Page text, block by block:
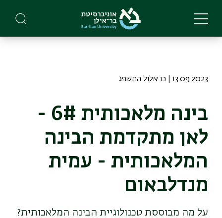
main
13.09.2023 | כו אלול התשפג
בינה מלאכותית 6# -
לאן מתקדמת הבינה
המלאכותית - עמית
מנדלבאום
על מה מבוססת טכנולוגיית הבינה המלאכותית?